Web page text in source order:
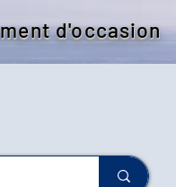
d'occasion